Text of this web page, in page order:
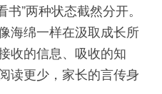
”两种状态截然分开。
海绵一样在汲取成长所
收的信息、吸收的知
读更少，家长的言传身